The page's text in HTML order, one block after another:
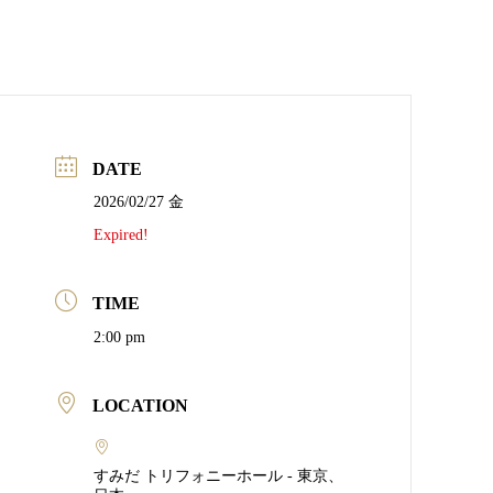
DATE
2026/02/27 金
Expired!
TIME
2:00 pm
LOCATION
すみだ トリフォニーホール - 東京、